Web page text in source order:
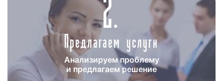
рекламы. Минимальный срок размещения
рекламы на канале 360 составляет 1 день.
Максимальный срок ограничен бюджетом
заказчика и наличием или отсутствием
свободного эфирного времени на телеканале.
Зачастую, наши клиенты спрашивают: «На
Предлагаем услуги
Анализируем проблему
и предлагаем решение